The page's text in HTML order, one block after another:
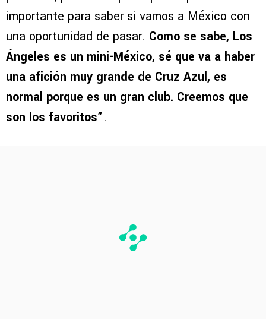
importante para saber si vamos a México con
una oportunidad de pasar. Como se sabe, Los
Ángeles es un mini-México, sé que va a haber
una afición muy grande de Cruz Azul, es
normal porque es un gran club. Creemos que
son los favoritos”.